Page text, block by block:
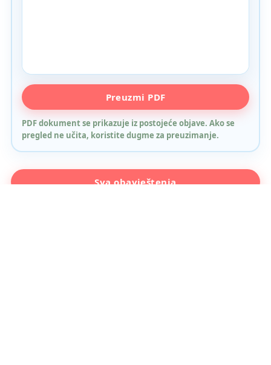
PDF pregled nije podržan u ovom browseru. Koristite
dugme za preuzimanje.Preuzmi PDF
PDF dokument se prikazuje iz postojeće objave. Ako se
pregled ne učita, koristite dugme za preuzimanje.
Sva obavještenja